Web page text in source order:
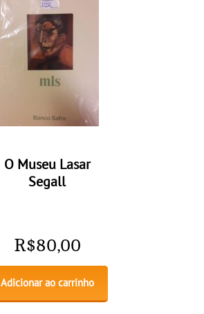
O Museu Lasar
Segall
R$80,00
Adicionar ao carrinho